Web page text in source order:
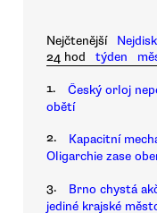
Nejčtenější
24 hod
týden
1.
Český orloj
obětí
2.
Kapacitní
Oligarchie zase
3.
Brno chystá
jediné krajské